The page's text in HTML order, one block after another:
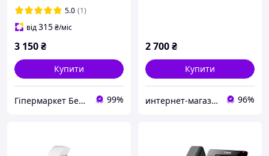
5.0 (1)
від315₴/міс
3 150₴
Купити
Гіпермаркет Безпеки Bezpeka-SHOP 99%
2 700₴
Купити
интернет-магазин Люм'е ІТ, г.Киев 96%